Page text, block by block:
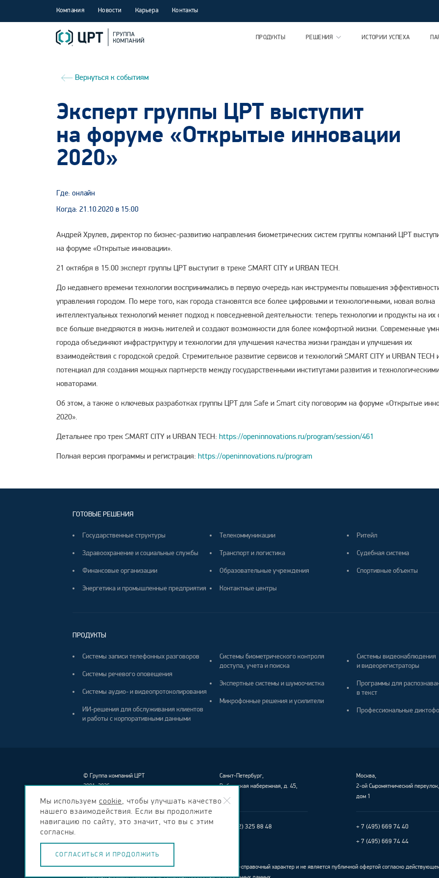
Компания Новости Карьера Контакты
ПРОДУКТЫ РЕШЕНИЯ ИСТОРИИ УСПЕХА
Вернуться к событиям
Эксперт группы ЦРТ выступит
на форуме «Открытые инновации
2020»
Где: онлайн
Когда: 21.10.2020 в 15:00
Андрей Хрулев, директор по бизнес-развитию направления биометрических систем группы компаний ЦРТ
на форуме «Открытые инновации».
21 октября в 15.00 эксперт группы ЦРТ выступит в треке SMART CITY и URBAN TECH.
До недавнего времени технологии воспринимались в первую очередь как инструменты повышения
управления городом. По мере того, как города становятся все более цифровыми и технологичными, новая волна
интеллектуальных технологий меняет подход к повседневной деятельности: теперь технологии и продукты на их
все больше внедряются в жизнь жителей и создают возможности для более комфортной жизни. Современные
города объединяют инфраструктуру и технологии для улучшения качества жизни граждан и улучшения их
взаимодействия с городской средой. Стремительное развитие сервисов и технологий SMART CITY и URBAN TECH
потенциал для создания мощных партнерств между государственными институтами развития и
новаторами.
Об этом, а также о ключевых разработках группы ЦРТ для Safe и Smart city поговорим на форуме «Открытые
2020».
Детальнее про трек SMART CITY и URBAN TECH: https://openinnovations.ru/program/session/461
Полная версия программы и регистрация: https://openinnovations.ru/program
ГОТОВЫЕ РЕШЕНИЯ
Государственные структуры
Здравоохранение и социальные службы
Финансовые организации
Энергетика и промышленные предприятия
Телекоммуникации
Транспорт и логистика
Образовательные учреждения
Контактные центры
Ритейл
Судебная система
Спортивные объекты
ПРОДУКТЫ
Системы записи телефонных разговоров
Системы речевого оповещения
Системы аудио- и видеопротоколирования
ИИ-решения для обслуживания клиентов
и работы с корпоративными данными
Системы биометрического контроля
доступа, учета и поиска
Экспертные системы и шумоочистка
Микрофонные решения и усилители
Системы видеонаблюдения
и видеорегистраторы
Программы для
в текст
Профессиональные
© Группа компаний ЦРТ
2001–2026
Санкт-Петербург,
Выборгская набережная, д. 45,
лит. Е
+ 7 (812) 325 88 48
Москва,
2-ой Сыромятнический переулок,
дом 1
+ 7 (495) 669 74 40
+ 7 (495) 669 74 44
Вся размещенная на сайте информация носит информационно-справочный характер и не является публичной офертой согласно
Мы используем cookie, чтобы улучшать качество
нашего взаимодействия. Если вы продолжите
навигацию по сайту, это значит, что вы с этим
согласны.
СОГЛАСИТЬСЯ И ПРОДОЛЖИТЬ